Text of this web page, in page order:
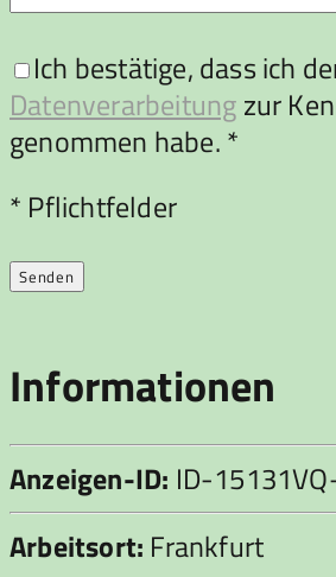
Ich bestätige, dass ich
Datenverarbeitungzur
genommen habe. *
Bitte lasse dieses Feld leer.
* Pflichtfelder
Informationen
Anzeigen-ID: ID-
Arbeitsort: Frankfurt